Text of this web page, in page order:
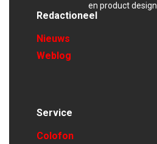
en product design.
Redactioneel
Nieuws
Weblog
Service
Colofon